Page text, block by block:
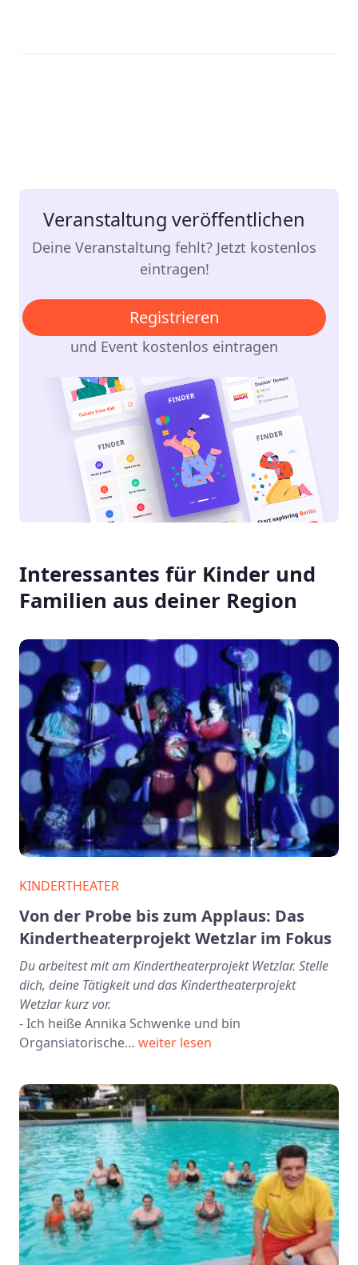
Veranstaltung veröffentlichen
Deine Veranstaltung fehlt? Jetzt kostenlos
eintragen!
Registrieren
und Event kostenlos eintragen
Interessantes für Kinder und
Familien aus deiner Region
KINDERTHEATER
Von der Probe bis zum Applaus: Das
Kindertheaterprojekt Wetzlar im Fokus
Du arbeitest mit am Kindertheaterprojekt Wetzlar. Stelle
dich, deine Tätigkeit und das Kindertheaterprojekt
Wetzlar kurz vor.
- Ich heiße Annika Schwenke und bin
Organsiatorische… weiter lesen